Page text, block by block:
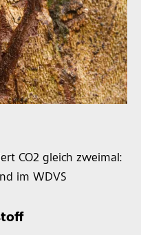
CO2 gleich zweimal:
im WDVS